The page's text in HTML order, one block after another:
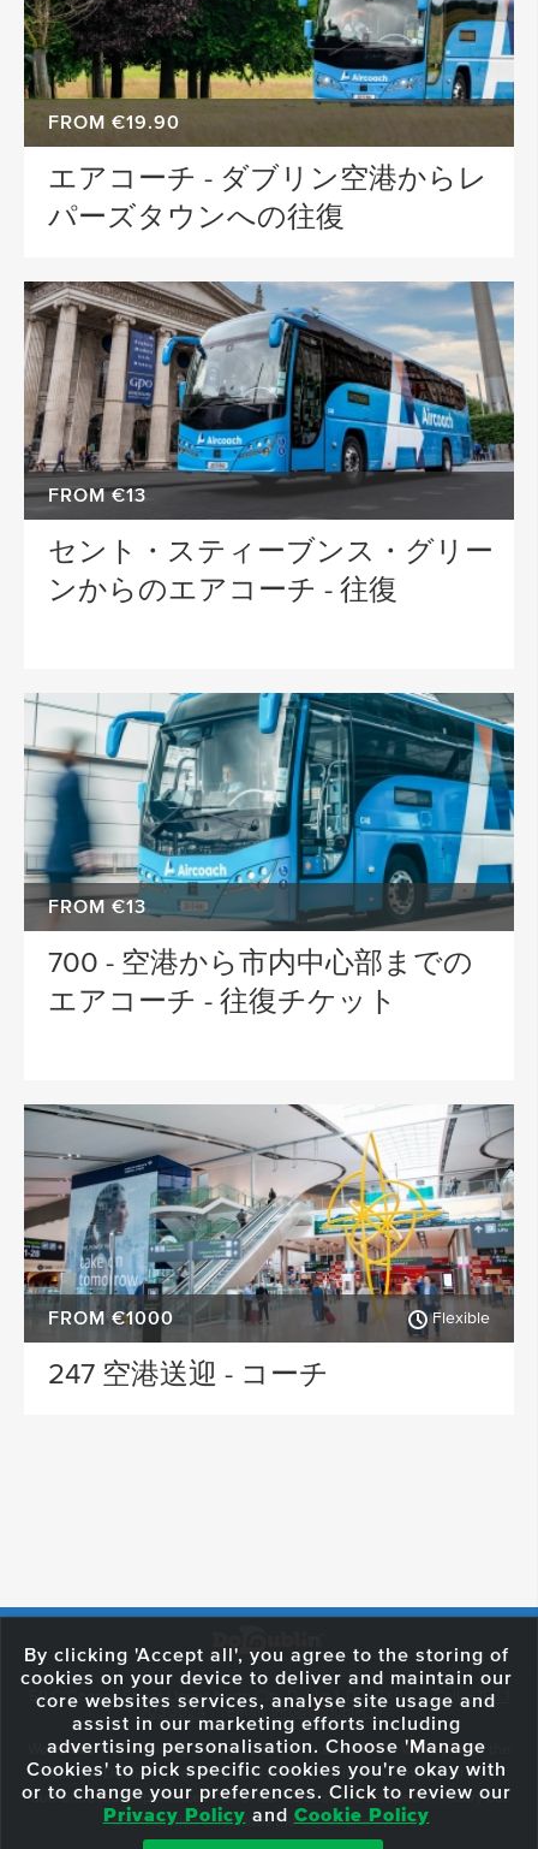
FROM €19.90
エアコーチ - ダブリン空港からレ
パーズタウンへの往復
FROM €13
セント・スティーブンス・グリー
ンからのエアコーチ - 往復
FROM €13
700 - 空港から市内中心部までの
エアコーチ - 往復チケット
FROM €1000 Flexible
247 空港送迎 - コーチ
59 O'Connell Street Upper, North City, Dublin 1, D01 RX04 Call:+353 1
703 3024
Email: info@dodublin.ie
We've been entertaining visitors to our town since 1988. We're part of the
fabric of Dublin City and we take great pride in delivering a real and
authentic tour experience to all of our visitors, one steeped in history but
one that also celebrates the city as she evolves.
By clicking 'Accept all', you agree to the storing of
cookies on your device to deliver and maintain our
core websites services, analyse site usage and
assist in our marketing efforts including
advertising personalisation. Choose 'Manage
Cookies' to pick specific cookies you're okay with
or to change your preferences. Click to review our
Privacy Policy and Cookie Policy